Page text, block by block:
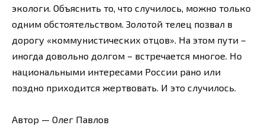
экологи. Объяснить то, что случилось, можно только
одним обстоятельством. Золотой телец позвал в
дорогу «коммунистических отцов». На этом пути –
иногда довольно долгом – встречается многое. Но
национальными интересами России рано или
поздно приходится жертвовать. И это случилось.
Автор — Олег Павлов